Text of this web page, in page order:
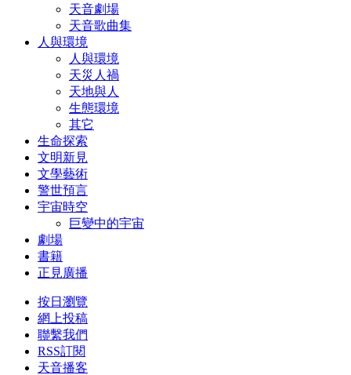
天音劇場
天音歌曲集
人與環境
人與環境
天災人禍
天地與人
生態環境
其它
生命探索
文明新見
文學藝術
警世預言
宇宙時空
巨變中的宇宙
劇場
書籍
正見廣播
按日瀏覽
網上投稿
聯繫我們
RSS訂閱
天音播客